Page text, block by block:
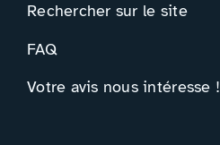
Rechercher sur le site
FAQ
Votre avis nous intéresse !